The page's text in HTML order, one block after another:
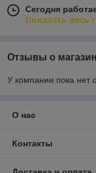
Сегодня
Показать весь
Отзывы о
У компании пока нет
О нас
Контакты